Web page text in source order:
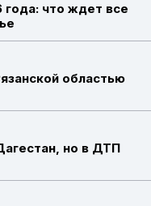
года: что ждет все
областью
но в ДТП